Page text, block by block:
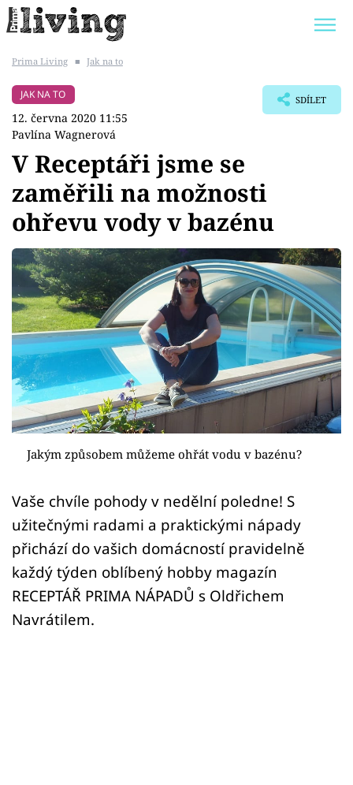
BYDLENÍ SLAVNÝCH
Témata
Bydlení
Zahrada
Design
Sledujte prima+
Přihlášení
Sledujte nás
Prima Living ■ Jak na to
JAK NA TO
12. června 2020 11:55
Pavlína Wagnerová
SDÍLET
V Receptáři jsme se
zaměřili na možnosti
ohřevu vody v bazénu
Jakým způsobem můžeme ohřát vodu v bazénu?
Vaše chvíle pohody v nedělní poledne! S
užitečnými radami a praktickými nápady
přichází do vašich domácností pravidelně
každý týden oblíbený hobby magazín
RECEPTÁŘ PRIMA NÁPADŮ s Oldřichem
Navrátilem.